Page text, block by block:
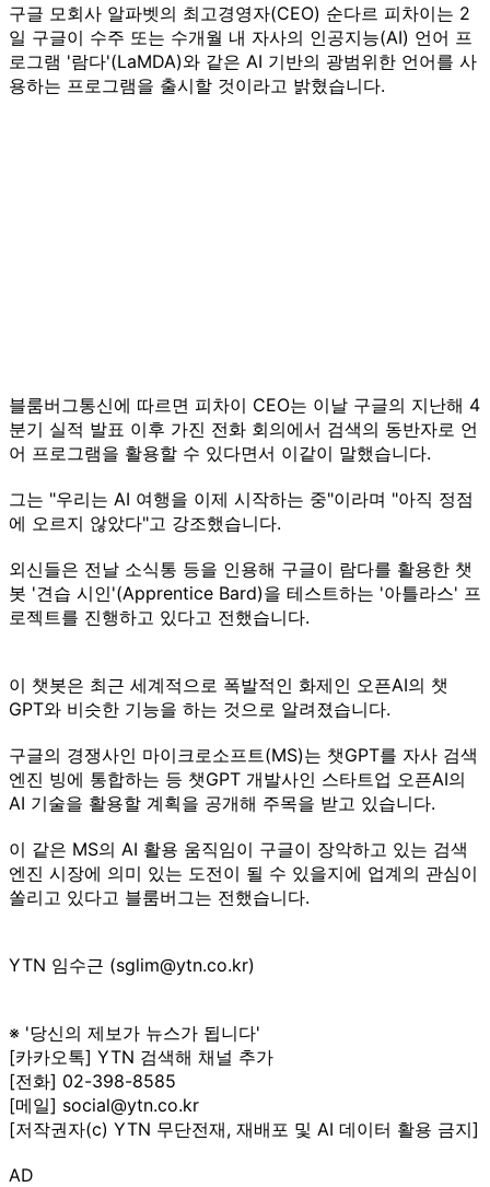
구글 모회사 알파벳의 최고경영자(CEO) 순다르 피차이는 2
일 구글이 수주 또는 수개월 내 자사의 인공지능(AI) 언어 프
로그램 '람다'(LaMDA)와 같은 AI 기반의 광범위한 언어를 사
용하는 프로그램을 출시할 것이라고 밝혔습니다.
블룸버그통신에 따르면 피차이 CEO는 이날 구글의 지난해 4
분기 실적 발표 이후 가진 전화 회의에서 검색의 동반자로 언
어 프로그램을 활용할 수 있다면서 이같이 말했습니다.
그는 "우리는 AI 여행을 이제 시작하는 중"이라며 "아직 정점
에 오르지 않았다"고 강조했습니다.
외신들은 전날 소식통 등을 인용해 구글이 람다를 활용한 챗
봇 '견습 시인'(Apprentice Bard)을 테스트하는 '아틀라스' 프
로젝트를 진행하고 있다고 전했습니다.
이 챗봇은 최근 세계적으로 폭발적인 화제인 오픈AI의 챗
GPT와 비슷한 기능을 하는 것으로 알려졌습니다.
구글의 경쟁사인 마이크로소프트(MS)는 챗GPT를 자사 검색
엔진 빙에 통합하는 등 챗GPT 개발사인 스타트업 오픈AI의
AI 기술을 활용할 계획을 공개해 주목을 받고 있습니다.
이 같은 MS의 AI 활용 움직임이 구글이 장악하고 있는 검색
엔진 시장에 의미 있는 도전이 될 수 있을지에 업계의 관심이
쏠리고 있다고 블룸버그는 전했습니다.
YTN 임수근 (sglim@ytn.co.kr)
※ '당신의 제보가 뉴스가 됩니다'
[카카오톡] YTN 검색해 채널 추가
[전화] 02-398-8585
[메일] social@ytn.co.kr
[저작권자(c) YTN 무단전재, 재배포 및 AI 데이터 활용 금지]
AD